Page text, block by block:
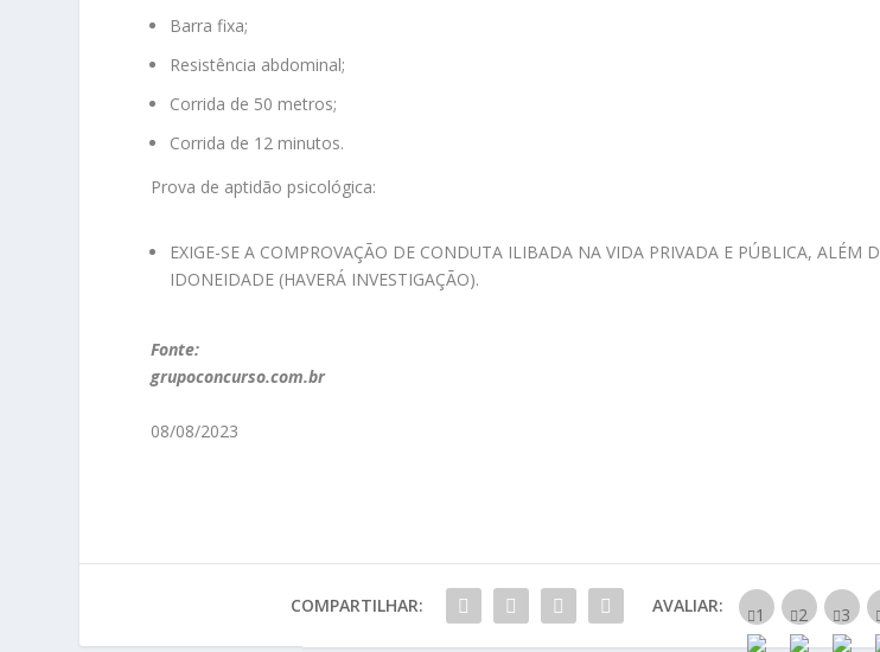
Barra fixa;
Resistência abdominal;
Corrida de 50 metros;
Corrida de 12 minutos.
Prova de aptidão psicológica:
EXIGE-SE A COMPROVAÇÃO DE CONDUTA ILIBADA NA VIDA PRIVADA E PÚBLICA, ALÉM
IDONEIDADE (HAVERÁ INVESTIGAÇÃO).
Fonte:
grupoconcurso.com.br
08/08/2023
COMPARTILHAR: AVALIAR: